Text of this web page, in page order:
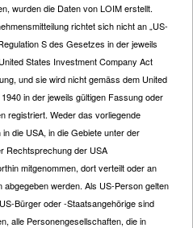
wurden die Daten von LOIM erstellt.
richtet sich nicht an „US-
S des Gesetzes in der jeweils
States Investment Company Act
und sie wird nicht gemäss dem United
in der jeweils gültigen Fassung oder
registriert. Weder das vorliegende
die USA, in die Gebiete unter der
Rechtsprechung der USA
mitgenommen, dort verteilt oder an
werden. Als US-Person gelten
Bürger oder -Staatsangehörige sind
alle Personengesellschaften, die in